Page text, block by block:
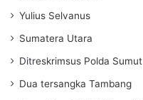
Yulius Selvanus
Sumatera Utara
Ditreskrimsus Polda Sumut
Dua tersangka Tambang